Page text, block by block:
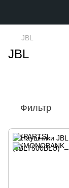
JBL
JBL
Фильтр